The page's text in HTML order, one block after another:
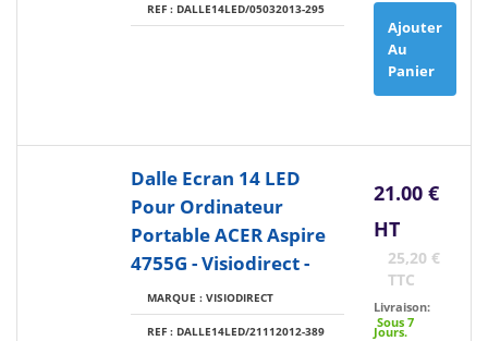
REF : DALLE14LED/05032013-295
Ajouter
Au
Panier
Dalle Ecran 14 LED
Pour Ordinateur
Portable ACER Aspire
4755G - Visiodirect -
MARQUE : VISIODIRECT
REF : DALLE14LED/21112012-389
21.00 €
HT
25,20 €
TTC
Livraison:
Sous 7
Jours.